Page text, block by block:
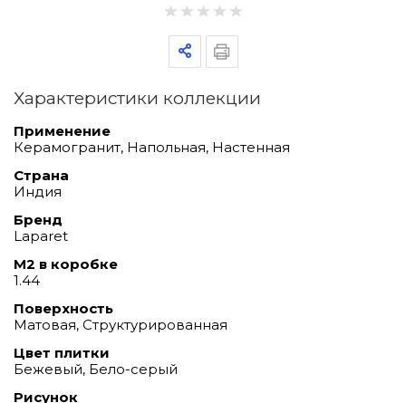
Характеристики коллекции
Применение
Керамогранит, Напольная, Настенная
Страна
Индия
Бренд
Laparet
М2 в коробке
1.44
Поверхность
Матовая, Структурированная
Цвет плитки
Бежевый, Бело-серый
Рисунок